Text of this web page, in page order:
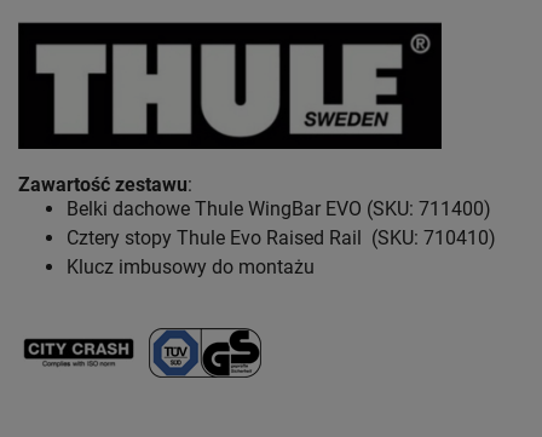
Zawartość zestawu:
Belki dachowe Thule WingBar EVO (SKU: 711400)
Cztery stopy Thule Evo Raised Rail (SKU: 710410)
Klucz imbusowy do montażu